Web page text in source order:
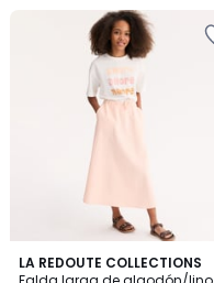
LA REDOUTE COLLECTIONS